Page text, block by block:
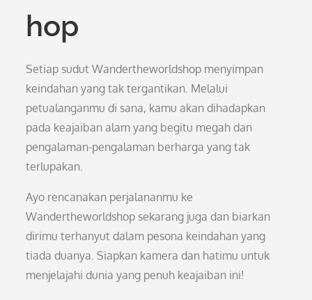
hop
Setiap sudut Wandertheworldshop menyimpan
keindahan yang tak tergantikan. Melalui
petualanganmu di sana, kamu akan dihadapkan
pada keajaiban alam yang begitu megah dan
pengalaman-pengalaman berharga yang tak
terlupakan.
Ayo rencanakan perjalananmu ke
Wandertheworldshop sekarang juga dan biarkan
dirimu terhanyut dalam pesona keindahan yang
tiada duanya. Siapkan kamera dan hatimu untuk
menjelajahi dunia yang penuh keajaiban ini!